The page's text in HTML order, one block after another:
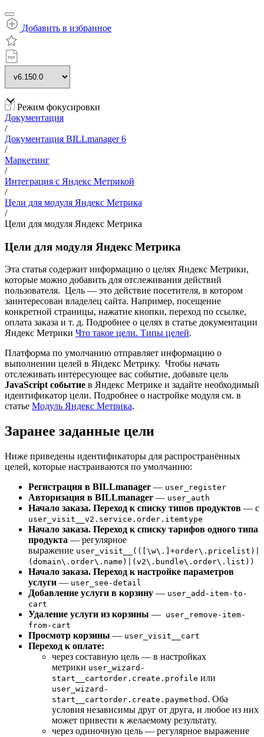
Добавить в избранное
Режим фокусировки
Документация
/
Документация BILLmanager 6
/
Маркетинг
/
Интеграция с Яндекс Метрикой
/
Цели для модуля Яндекс Метрика
/
Цели для модуля Яндекс Метрика
Цели для модуля Яндекс Метрика
Эта статья содержит информацию о целях Яндекс Метрики,
которые можно добавить для отслеживания действий
пользователя. Цель — это действие посетителя, в котором
заинтересован владелец сайта. Например, посещение
конкретной страницы, нажатие кнопки, переход по ссылке,
оплата заказа и т. д. Подробнее о целях в статье документации
Яндекс Метрики Что такое цели. Типы целей.
Платформа по умолчанию отправляет информацию о
выполнении целей в Яндекс Метрику. Чтобы начать
отслеживать интересующее вас событие, добавьте цель
JavaScript событие в Яндекс Метрике и задайте необходимый
идентификатор цели. Подробнее о настройке модуля см. в
статье Модуль Яндекс Метрика.
Заранее заданные цели
Ниже приведены идентификаторы для распространённых
целей, которые настраиваются по умолчанию:
Регистрация в BILLmanager — user_register
Авторизация в BILLmanager — user_auth
Начало заказа. Переход к списку типов продуктов — с
user_visit__v2.service.order.itemtype
Начало заказа. Переход к списку тарифов одного типа
продукта — регулярное
выражение user_visit__(([\w\.]+order\.pricelist)|
(domain\.order\.name)|(v2\.bundle\.order\.list))
Начало заказа. Переход к настройке параметров
услуги — user_see-detail
Добавление услуги в корзину — user_add-item-to-
cart
Удаление услуги из корзины — user_remove-item-
from-cart
Просмотр корзины — user_visit__cart
Переход к оплате:
через составную цель — в настройках
метрики user_wizard-
start__cartorder.create.profile или
user_wizard-
start__cartorder.create.paymethod . Оба
условия независимы друг от друга, и любое из них
может привести к желаемому результату.
через одиночную цель — регулярное выражение